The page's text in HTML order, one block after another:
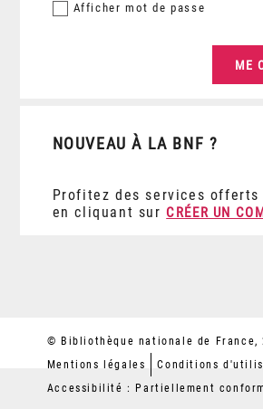
Afficher mot de passe
NOUVEAU À LA BNF ?
Profitez des services offerts
en cliquant sur CRÉER UN
© Bibliothèque nationale de France,
Mentions légales
Conditions
Accessibilité : Partiellement